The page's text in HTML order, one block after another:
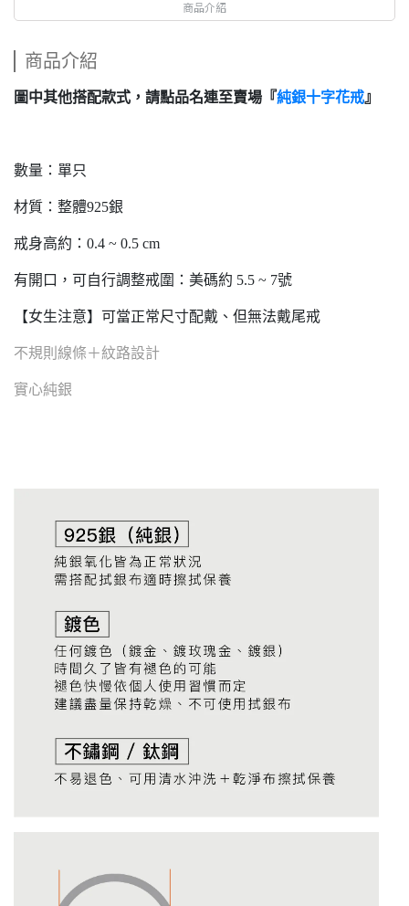
商品介紹
商品介紹
圖中其他搭配款式，請點品名連至賣場『純銀十字花戒』
數量：單只
材質：整體925銀
戒身高約：0.4 ~ 0.5 cm
有開口，可自行調整戒圍：美碼約 5.5 ~ 7號
【女生注意】可當正常尺寸配戴、但無法戴尾戒
不規則線條＋紋路設計
實心純銀